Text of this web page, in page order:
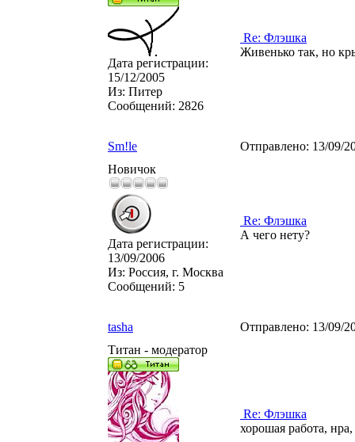
Дата регистрации:
15/12/2005
Из: Питер
Сообщений: 2826
Re: Флэшка
Живенько так, но
Sm!le Отправлено: 13/09/
Новичок
Дата регистрации:
13/09/2006
Из: Россия, г. Москва
Сообщений: 5
Re: Флэшка
А чего нету?
tasha Отправлено: 13/09/
Титан - модератор
Re: Флэшка
хорошая работа,